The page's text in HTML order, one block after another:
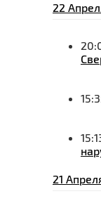
22
21